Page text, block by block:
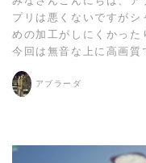
プリは悪くないですが
めの加工がしにくかっ
今回は無音な上に高画
アブラーダ